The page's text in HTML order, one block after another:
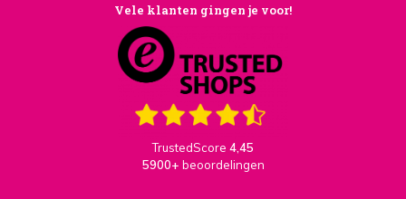
Vele klanten gingen je voor!
TrustedScore 4,45
5900+ beoordelingen